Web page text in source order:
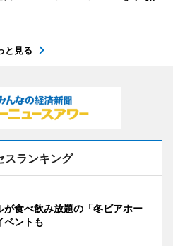
と見る
スランキング
が食べ飲み放題の「冬ビアホー
ントも